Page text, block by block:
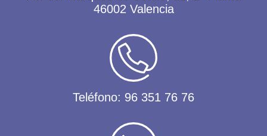
46002 Valencia
Teléfono: 96 351 76 76